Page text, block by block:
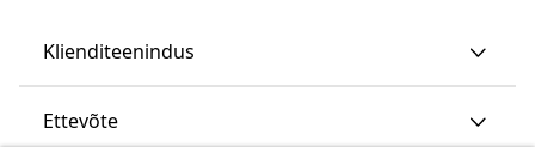
Klienditeenindus
Ettevõte